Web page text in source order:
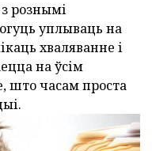
рознымі
уплываць на
хваляванне і
на ўсім
што часам проста